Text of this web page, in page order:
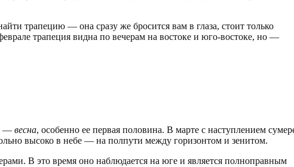
трапецию — она сразу же бросится вам в глаза, стоит только
трапеция видна по вечерам на востоке и юго-востоке, но —
— весна, особенно ее первая половина. В марте с наступлением
высоко в небе — на полпути между горизонтом и зенитом.
В это время оно наблюдается на юге и является полноправным